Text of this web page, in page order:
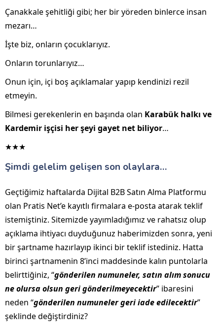
Çanakkale şehitliği gibi; her bir yöreden binlerce insan
mezarı…
İşte biz, onların çocuklarıyız.
Onların torunlarıyız…
Onun için, içi boş açıklamalar yapıp kendinizi rezil
etmeyin.
Bilmesi gerekenlerin en başında olan Karabük halkı ve
Kardemir işçisi her şeyi gayet net biliyor…
★★★
Şimdi gelelim gelişen son olaylara…
Geçtiğimiz haftalarda Dijital B2B Satın Alma Platformu
olan Pratis Net’e kayıtlı firmalara e-posta atarak teklif
istemiştiniz. Sitemizde yayımladığımız ve rahatsız olup
açıklama ihtiyacı duyduğunuz haberimizden sonra, yeni
bir şartname hazırlayıp ikinci bir teklif istediniz. Hatta
birinci şartnamenin 8’inci maddesinde kalın puntolarla
belirttiğiniz, “gönderilen numuneler, satın alım sonucu
ne olursa olsun geri gönderilmeyecektir” ibaresini
neden “gönderilen numuneler geri iade edilecektir”
şeklinde değiştirdiniz?